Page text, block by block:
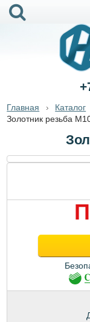
Главная Каталог
Золотник резьба